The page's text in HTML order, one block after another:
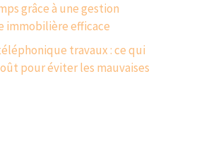
grâce à une gestion
immobilière efficace
travaux : ce qui
pour éviter les mauvaises